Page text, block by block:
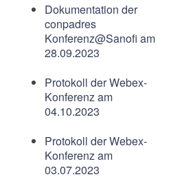
Dokumentation der
conpadres
Konferenz@Sanofi am
28.09.2023
Protokoll der Webex-
Konferenz am
04.10.2023
Protokoll der Webex-
Konferenz am
03.07.2023